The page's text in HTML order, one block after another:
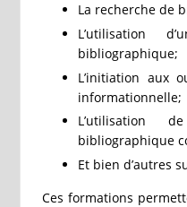
La recherche de
L’utilisation
bibliographique;
L’initiation aux
informationnelle;
L’utilisation
bibliographique
Et bien d’autres
Ces formations